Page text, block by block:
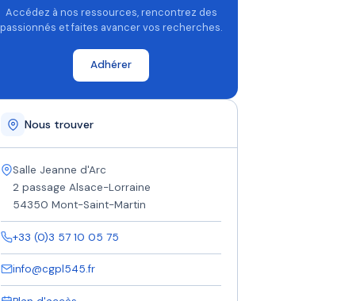
Accédez à nos ressources, rencontrez des
passionnés et faites avancer vos recherches.
Adhérer
Nous trouver
Salle Jeanne d'Arc
2 passage Alsace-Lorraine
54350 Mont-Saint-Martin
+33 (0)3 57 10 05 75
info@cgpl545.fr